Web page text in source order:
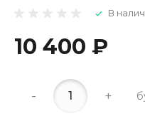
В
10 400 ₽
- +